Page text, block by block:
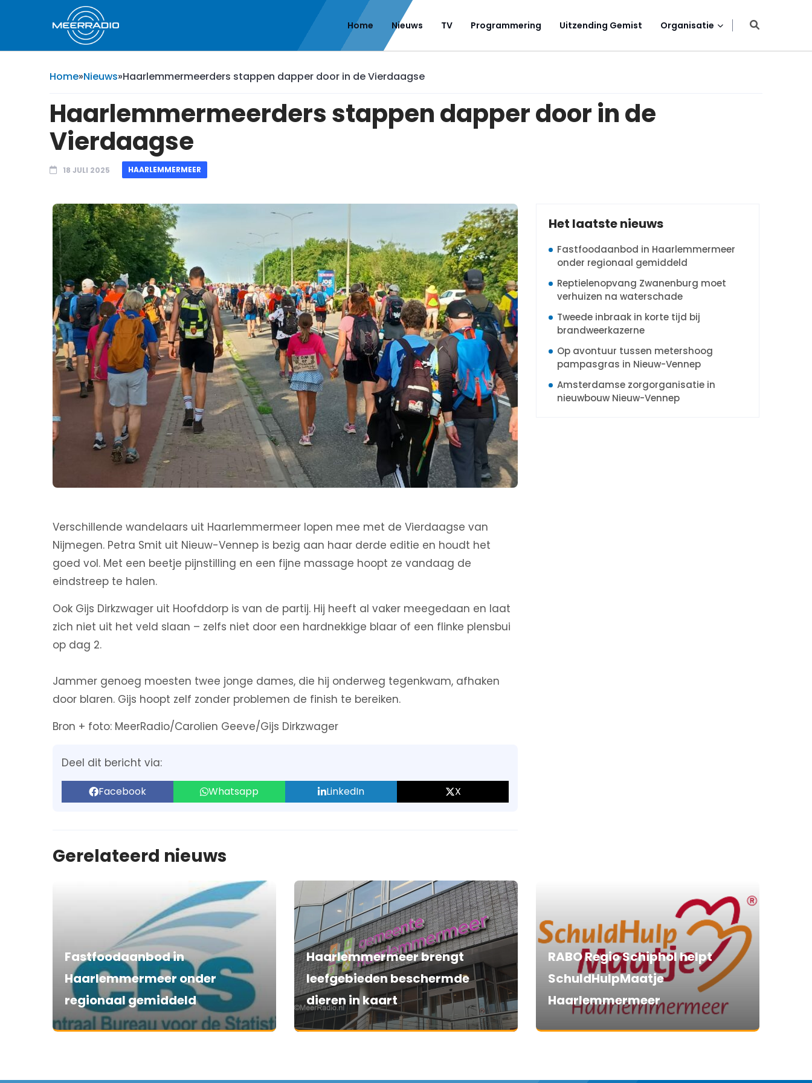
Home Nieuws TV Programmering Uitzending Gemist Organisatie
Home»Nieuws»Haarlemmermeerders stappen dapper door in de Vierdaagse
Haarlemmermeerders stappen dapper door in de
Vierdaagse
18 JULI 2025 HAARLEMMERMEER
Verschillende wandelaars uit Haarlemmermeer lopen mee met de Vierdaagse van
Nijmegen. Petra Smit uit Nieuw-Vennep is bezig aan haar derde editie en houdt het
goed vol. Met een beetje pijnstilling en een fijne massage hoopt ze vandaag de
eindstreep te halen.
Ook Gijs Dirkzwager uit Hoofddorp is van de partij. Hij heeft al vaker meegedaan en laat
zich niet uit het veld slaan – zelfs niet door een hardnekkige blaar of een flinke plensbui
op dag 2.
Jammer genoeg moesten twee jonge dames, die hij onderweg tegenkwam, afhaken
door blaren. Gijs hoopt zelf zonder problemen de finish te bereiken.
Bron + foto: MeerRadio/Carolien Geeve/Gijs Dirkzwager
Deel dit bericht via:
Facebook Whatsapp LinkedIn X
Het laatste nieuws
Fastfoodaanbod in Haarlemmermeer
onder regionaal gemiddeld
Reptielenopvang Zwanenburg moet
verhuizen na waterschade
Tweede inbraak in korte tijd bij
brandweerkazerne
Op avontuur tussen metershoog
pampasgras in Nieuw-Vennep
Amsterdamse zorgorganisatie in
nieuwbouw Nieuw-Vennep
Gerelateerd nieuws
Fastfoodaanbod in
Haarlemmermeer onder
regionaal gemiddeld
Haarlemmermeer brengt
leefgebieden beschermde
dieren in kaart
RABO Regio Schiphol helpt
SchuldHulpMaatje
Haarlemmermeer